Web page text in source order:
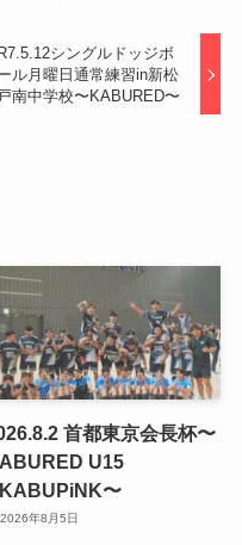
シングルドッジボ
ル月曜日通常練習in新松
戸南中学校〜KABURED〜
首都東京会長杯〜
U15
〜
2026年8月5日